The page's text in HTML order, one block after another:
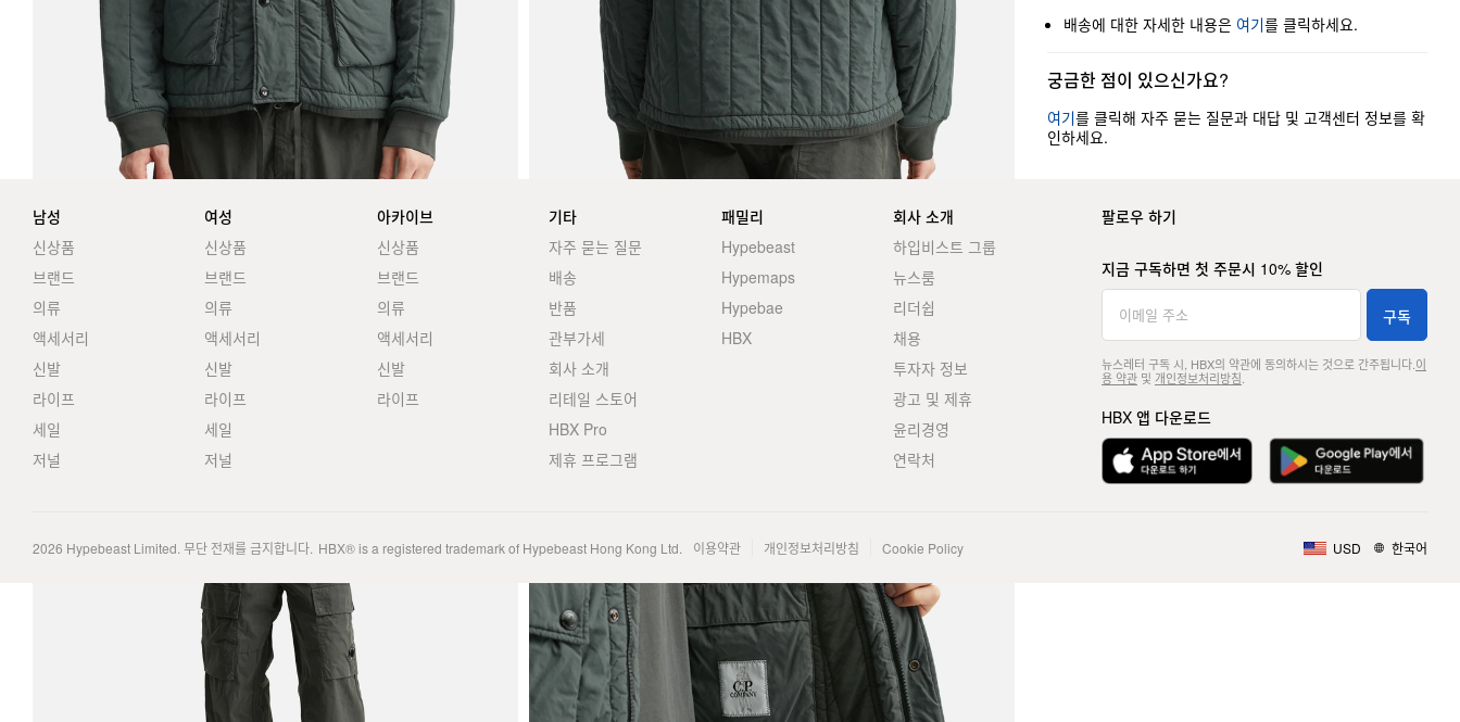
배송에 대한 자세한 내용은 여기를 클릭하세요.
궁금한 점이 있으신가요?
여기를 클릭해 자주 묻는 질문과 대답 및 고객센터 정보를 확
인하세요.
남성
신상품
브랜드
의류
액세서리
신발
라이프
세일
저널
여성
신상품
브랜드
의류
액세서리
신발
라이프
세일
저널
아카이브
신상품
브랜드
의류
액세서리
신발
라이프
기타
자주 묻는 질문
배송
반품
관부가세
회사 소개
리테일 스토어
HBX Pro
제휴 프로그램
패밀리
Hypebeast
Hypemaps
Hypebae
HBX
회사 소개
하입비스트 그룹
뉴스룸
리더쉽
채용
투자자 정보
광고 및 제휴
윤리경영
연락처
팔로우 하기
지금 구독하면 첫 주문시 10% 할인
구독
뉴스레터 구독 시, HBX의 약관에 동의하시는 것으로 간주됩니다. 이
용 약관및 개인정보처리방침
HBX 앱 다운로드
2026 Hypebeast Limited. 무단 전재를 금지합니다. HBX® is a registered trademark of Hypebeast Hong Kong Ltd. 이용약관 개인정보처리방침 Cookie Policy USD 한국어